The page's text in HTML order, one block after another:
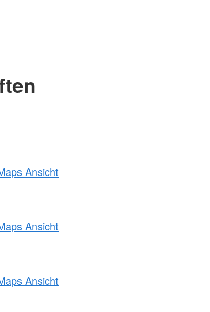
Ansicht
Ansicht
Ansicht